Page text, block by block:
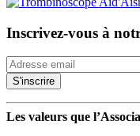
Inscrivez-vous à
Les valeurs que